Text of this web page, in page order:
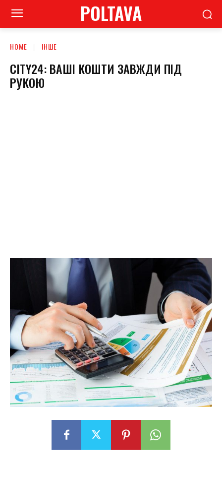
POLTAVA
HOME ІНШЕ
CITY24: ВАШІ КОШТИ ЗАВЖДИ ПІД
РУКОЮ